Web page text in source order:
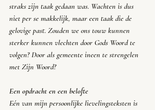
straks zijn taak gedaan was. Wachten is dus
niet per se makkelijk, maar een taak die de
gelovige past. Zouden we ons touw kunnen
sterker kunnen vlechten door Gods Woord te
volgen? Door als gemeente ineen te strengelen
met Zijn Woord?
Een opdracht en een belofte
Eén van mijn persoonlijke lievelingsteksten is